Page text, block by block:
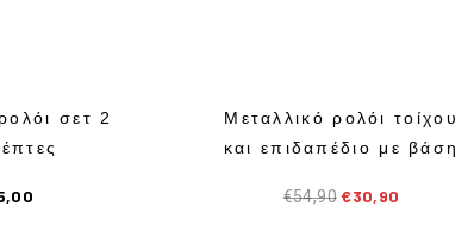
σετ 2
Μεταλλικό ρολόι τοίχου
και επιδαπέδιο με βάση
€54,90 €30,90